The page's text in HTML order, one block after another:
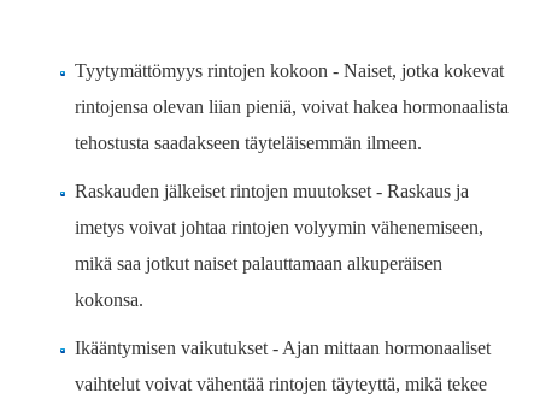
Tyytymättömyys rintojen kokoon - Naiset, jotka kokevat
rintojensa olevan liian pieniä, voivat hakea hormonaalista
tehostusta saadakseen täyteläisemmän ilmeen.
Raskauden jälkeiset rintojen muutokset - Raskaus ja
imetys voivat johtaa rintojen volyymin vähenemiseen,
mikä saa jotkut naiset palauttamaan alkuperäisen
kokonsa.
Ikääntymisen vaikutukset - Ajan mittaan hormonaaliset
vaihtelut voivat vähentää rintojen täyteyttä, mikä tekee